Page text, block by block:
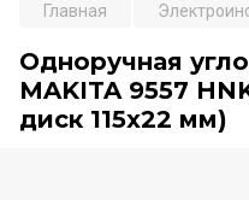
Главная
Одноручная
MAKITA 9557
диск 115х22 мм)